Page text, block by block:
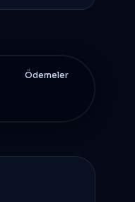
Ödemeler